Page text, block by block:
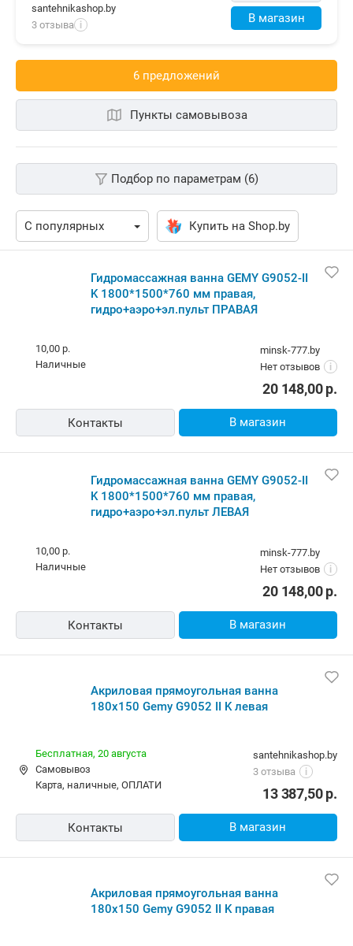
В магазин
santehnikashop.by
3 отзыва i
6 предложений
Пункты самовывоза
Подбор по параметрам (6)
Купить на Shop.by
Гидромассажная ванна GEMY G9052-II
K 1800*1500*760 мм правая,
гидро+аэро+эл.пульт ПРАВАЯ
minsk-777.by
Нет отзывов
i
10,00 р.
наличные
20 148,00р.
Контакты В магазин
Гидромассажная ванна GEMY G9052-II
K 1800*1500*760 мм правая,
гидро+аэро+эл.пульт ЛЕВАЯ
minsk-777.by
Нет отзывов
i
10,00 р.
наличные
20 148,00р.
Контакты В магазин
Акриловая прямоугольная ванна
180х150 Gemy G9052 II K левая
santehnikashop.by
3 отзыва
i
Бесплатная, 20 августа
Самовывоз
карта, наличные, ОПЛАТИ
13 387,50р.
Контакты В магазин
Акриловая прямоугольная ванна
180х150 Gemy G9052 II K правая